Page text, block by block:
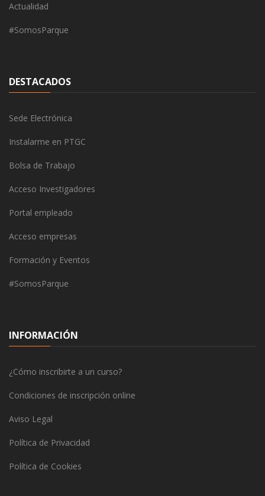
Actualidad
#SomosParque
DESTACADOS
Sede Electrónica
Instalarme en PTGC
Bolsa de Trabajo
Acceso Investigadores
Portal empleado
Acceso empresas
Formación y Eventos
#SomosParque
INFORMACIÓN
¿Cómo inscribirte a un curso?
Condiciones de inscripción online
Aviso Legal
Política de Privacidad
Política de Cookies